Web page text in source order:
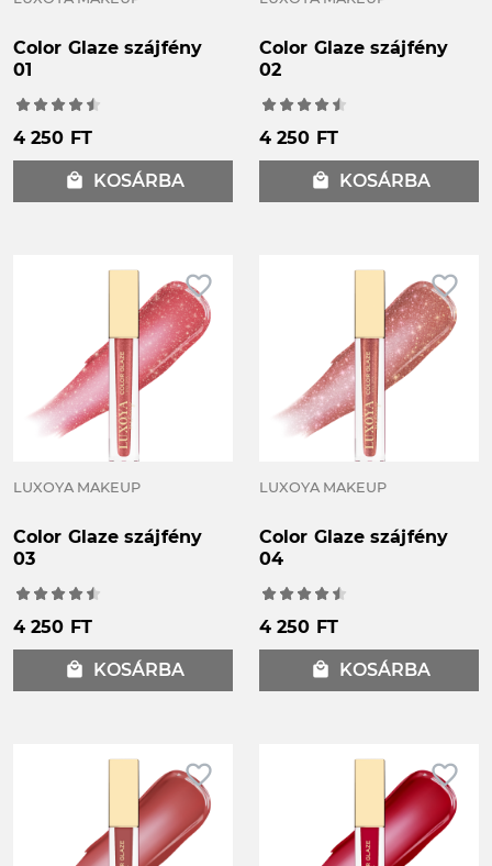
Color Glaze szájfény
01
4 250 FT
local_mall KOSÁRBA
Color Glaze szájfény
02
4 250 FT
local_mall KOSÁRBA
favorite_border
LUXOYA MAKEUP
Color Glaze szájfény
03
4 250 FT
local_mall KOSÁRBA
favorite_border
LUXOYA MAKEUP
Color Glaze szájfény
04
4 250 FT
local_mall KOSÁRBA
favorite_border favorite_border